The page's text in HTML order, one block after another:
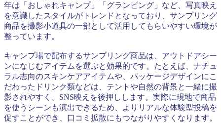
年は「おしゃれキャンプ」「グランピング」など、写真映え
を意識したスタイルがトレンドとなっており、サンプリング
商品を撮影小道具の一部として活用してもらいやすい環境が
整っています。
キャンプ場で配布するサンプリング商品は、アウトドアシー
ンになじむアイテムを選ぶと効果的です。たとえば、ナチュ
ラル志向のスキンケアアイテムや、パッケージデザインにこ
だわったドリンク類などは、テントや自然の背景と一緒に撮
影されやすく、SNS映えを後押しします。実際に現地で商品
を使うシーンも演出できるため、よりリアルな体験型投稿を
促すことができ、口コミ拡散にもつながりやすくなります。